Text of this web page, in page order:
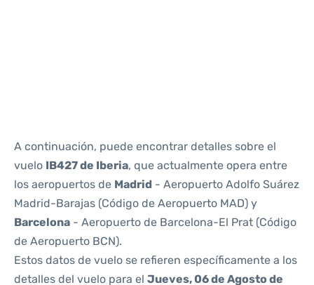
A continuación, puede encontrar detalles sobre el
vuelo IB427 de Iberia, que actualmente opera entre
los aeropuertos de Madrid - Aeropuerto Adolfo Suárez
Madrid-Barajas (Código de Aeropuerto MAD) y
Barcelona - Aeropuerto de Barcelona-El Prat (Código
de Aeropuerto BCN).
Estos datos de vuelo se refieren específicamente a los
detalles del vuelo para el Jueves, 06 de Agosto de